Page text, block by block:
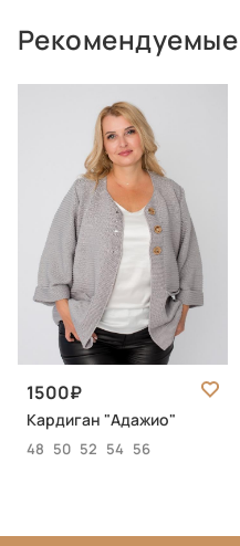
Рекомендуемые
1500
Кардиган "Адажио"
48 50 52 54 56